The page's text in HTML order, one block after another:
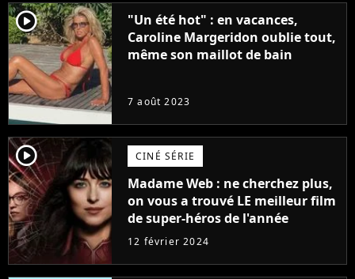
player2
"Un été hot" : en vacances,
Caroline Margeridon oublie tout,
même son maillot de bain
7 août 2023
player2 CINÉ SÉRIE
Madame Web : ne cherchez plus,
on vous a trouvé LE meilleur film
de super-héros de l'année
12 février 2024